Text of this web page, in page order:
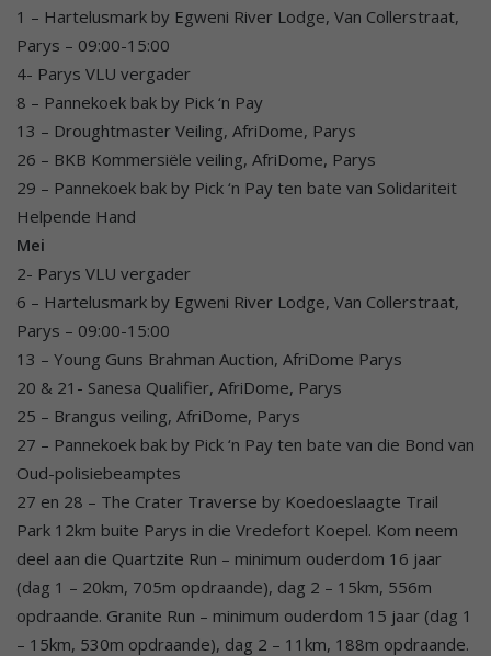
1 – Hartelusmark by Egweni River Lodge, Van Collerstraat,
Parys – 09:00-15:00
4- Parys VLU vergader
8 – Pannekoek bak by Pick ‘n Pay
13 – Droughtmaster Veiling, AfriDome, Parys
26 – BKB Kommersiële veiling, AfriDome, Parys
29 – Pannekoek bak by Pick ‘n Pay ten bate van Solidariteit
Helpende Hand
Mei
2- Parys VLU vergader
6 – Hartelusmark by Egweni River Lodge, Van Collerstraat,
Parys – 09:00-15:00
13 – Young Guns Brahman Auction, AfriDome Parys
20 & 21- Sanesa Qualifier, AfriDome, Parys
25 – Brangus veiling, AfriDome, Parys
27 – Pannekoek bak by Pick ‘n Pay ten bate van die Bond van
Oud-polisiebeamptes
27 en 28 – The Crater Traverse by Koedoeslaagte Trail
Park 12km buite Parys in die Vredefort Koepel. Kom neem
deel aan die Quartzite Run – minimum ouderdom 16 jaar
(dag 1 – 20km, 705m opdraande), dag 2 – 15km, 556m
opdraande. Granite Run – minimum ouderdom 15 jaar (dag 1
– 15km, 530m opdraande), dag 2 – 11km, 188m opdraande.